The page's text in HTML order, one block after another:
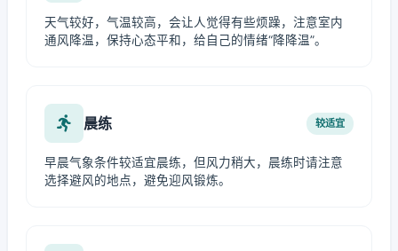
天气较好，气温较高，会让人觉得有些烦躁，注意室内
通风降温，保持心态平和，给自己的情绪“降降温”。
晨练 较适宜
早晨气象条件较适宜晨练，但风力稍大，晨练时请注意
选择避风的地点，避免迎风锻炼。